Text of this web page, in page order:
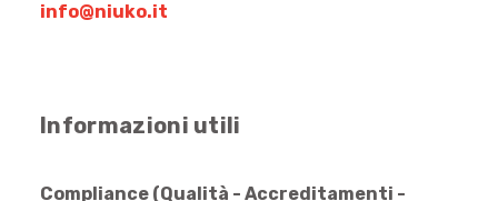
info@niuko.it
Informazioni utili
Compliance (Qualità - Accreditamenti -